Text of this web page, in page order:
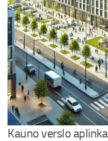
Kauno verslo aplinka